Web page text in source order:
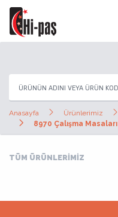
Anasayfa Ürünlerimiz
8970 Çalışma Masaları
TÜM ÜRÜNLERİMİZ